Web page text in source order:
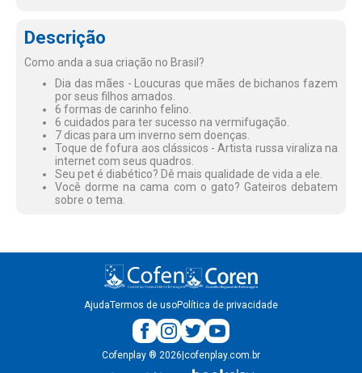
Descrição
Como anda a sua criação no Brasil?
Dia das mães - Loucuras que mães de bichanos fazem
por seus filhos amados.
6 formas de carinho felino.
6 cuidados para ter sucesso na vermifugação.
7 dicas para um inverno sem doenças.
Toque de fofura aos clássicos - Artista russa viraliza na
internet com seus quadros.
Seu pet é diabético? Dê mais qualidade de vida a ele.
Você dorme na cama com o gato? Gateiros debatem
sobre o tema.
AjudaTermos de usoPolítica de privacidade
Cofenplay ® 2026 cofenplay.com.br